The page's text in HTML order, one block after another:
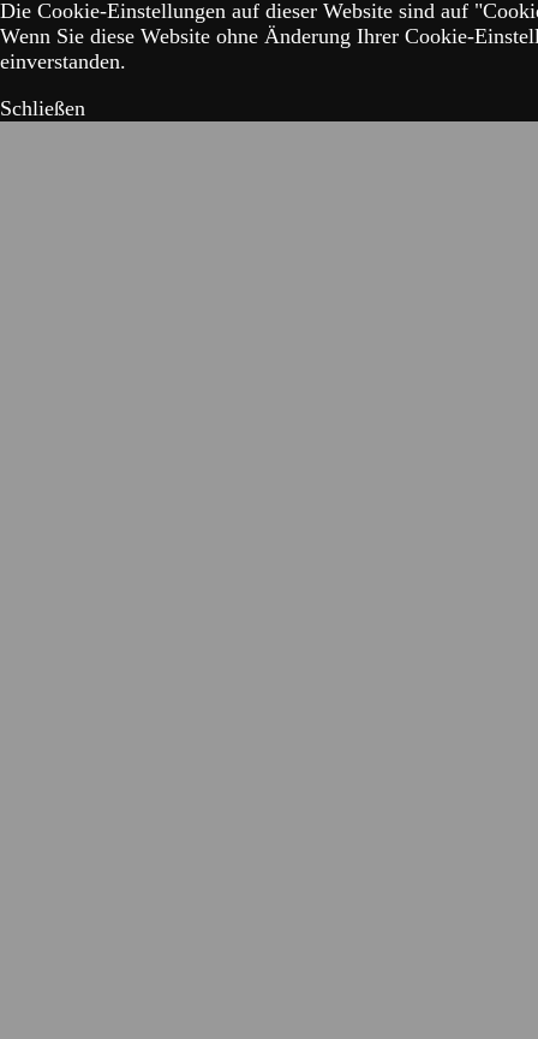
Die Cookie-Einstellungen auf dieser Website sind auf
Wenn Sie diese Website ohne Änderung Ihrer Cookie-
einverstanden.
Schließen